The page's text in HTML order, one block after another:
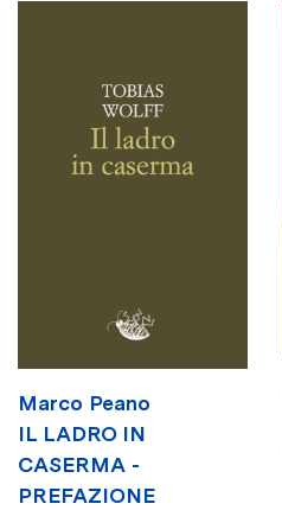
Marco Peano
IL LADRO IN
CASERMA -
PREFAZIONE